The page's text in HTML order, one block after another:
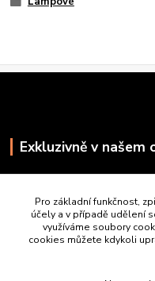
Exkluzivně v našem
Pro základní funkčnost,
účely a v případě udělení
využíváme soubory
cookies můžete kdykoli